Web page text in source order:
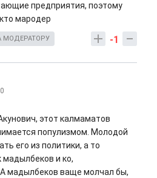
предприятия, поэтому
мародер
-1
МОДЕРАТОРУ
этот калмаматов
популизмом. Молодой
его из политики, а то
мадылбеков и ко,
мадылбеков ваще молчал бы,